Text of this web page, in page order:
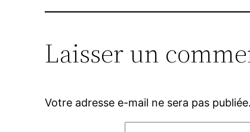
Laisser un
Votre adresse e-mail ne sera pas publiée.